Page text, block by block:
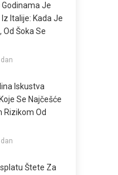
Je
Italije: Kada Je
Šoka Se
dan
Iskustva
Se Najčešće
Rizikom Od
dan
Štete Za